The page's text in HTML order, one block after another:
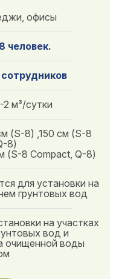
офисы
человек.
м³/сутки
(S-8) ,150 см (S-8
8)
(S-8 Compact, Q-8)
для установки на
грунтовых вод
на участках
вод и
очищенной воды